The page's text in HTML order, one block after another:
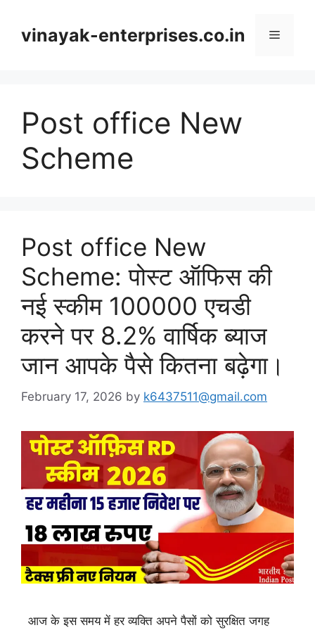
contentvinayak-enterprises.co.in Menu
Post office New
Scheme
Post office New
Scheme: पोस्ट ऑफिस की
नई स्कीम 100000 एचडी
करने पर 8.2% वार्षिक ब्याज
जान आपके पैसे कितना बढ़ेगा।
February 17, 2026 by k6437511@gmail.com
आज के इस समय में हर व्यक्ति अपने पैसों को सुरक्षित जगह